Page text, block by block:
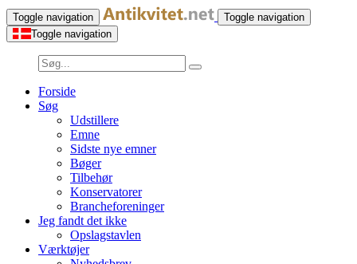
Toggle navigation
Toggle navigation
Toggle navigation
Forside
Søg
Udstillere
Emne
Sidste nye emner
Bøger
Tilbehør
Konservatorer
Brancheforeninger
Jeg fandt det ikke
Opslagstavlen
Værktøjer